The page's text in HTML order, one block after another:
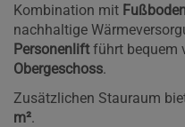
Kombination mit
nachhaltige
Personenliftführt bequem
Obergeschoss.
Zusätzlichen Stauraum
m².